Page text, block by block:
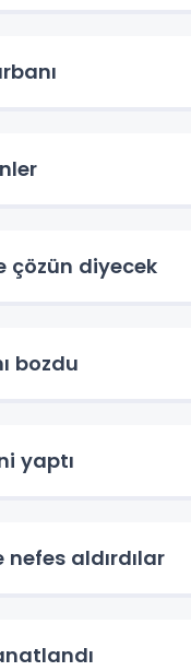
çözün diyecek
bozdu
yaptı
nefes aldırdılar